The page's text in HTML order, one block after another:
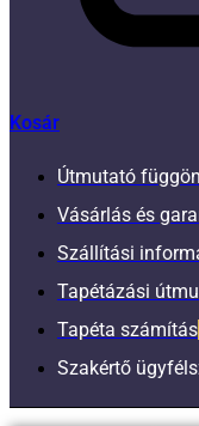
Kosár
Útmutató
Vásárlás és
Szállítási
Tapétázási
Tapéta számítás
Szakértő